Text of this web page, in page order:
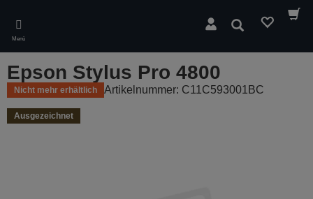
main
content
Menü
Suchen
Epson Stylus Pro 4800
Nicht mehr erhältlich Artikelnummer: C11C593001BC
Ausgezeichnet